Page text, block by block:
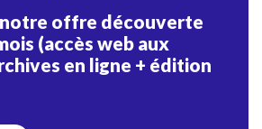
offre découverte
(accès web aux
en ligne + édition